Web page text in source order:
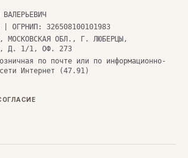
| ОГРНИП: 326508100101983
МОСКОВСКАЯ ОБЛ., Г. ЛЮБЕРЦЫ,
Д. 1/1, ОФ. 273
по почте или по информационно-
Интернет (47.91)